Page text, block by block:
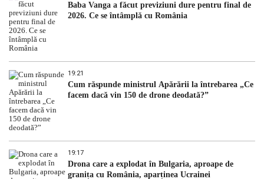
Baba Vanga a făcut previziuni dure pentru final de
2026. Ce se întâmplă cu România
19:21
Cum răspunde ministrul Apărării la întrebarea „Ce
facem dacă vin 150 de drone deodată?”
19:17
Drona care a explodat în Bulgaria, aproape de
granița cu România, aparținea Ucrainei